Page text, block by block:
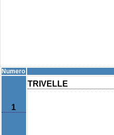
Numero
1
TRIVELLE